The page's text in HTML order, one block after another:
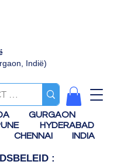
Indië)
GURGAON
HYDERABAD
CHENNAI INDIA
: